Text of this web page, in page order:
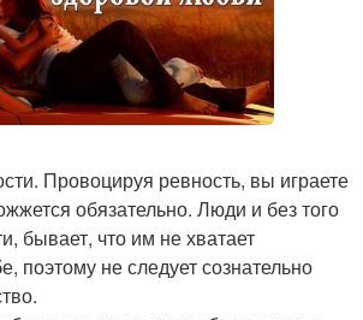
Провоцируя ревность, вы играете
обязательно. Люди и без того
бывает, что им не хватает
поэтому не следует сознательно